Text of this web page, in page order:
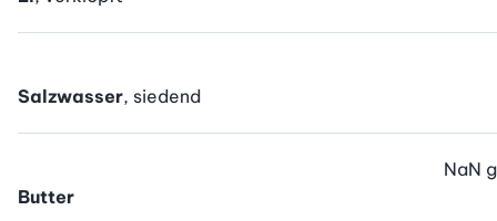
Salzwasser, siedend
Butter
NaN g